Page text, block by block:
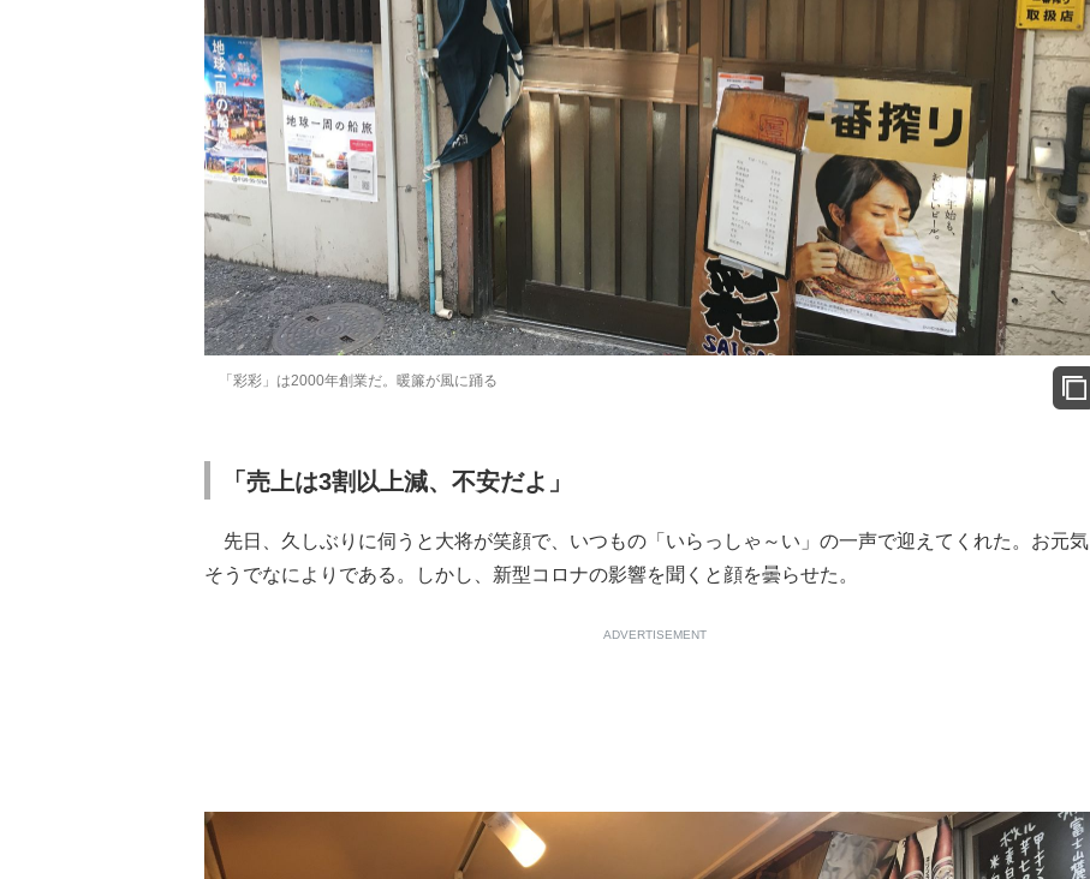
「彩彩」は2000年創業だ。暖簾が風に踊る
「売上は3割以上減、不安だよ」
先日、久しぶりに伺うと大将が笑顔で、いつもの「いらっしゃ～い」の一声で迎えてくれた。お元気
そうでなによりである。しかし、新型コロナの影響を聞くと顔を曇らせた。
ADVERTISEMENT